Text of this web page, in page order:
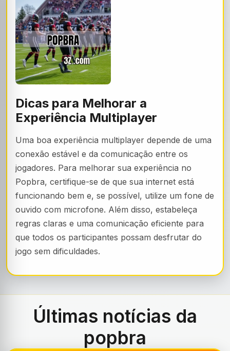
Dicas para Melhorar a
Experiência Multiplayer
Uma boa experiência multiplayer depende de uma
conexão estável e da comunicação entre os
jogadores. Para melhorar sua experiência no
Popbra, certifique-se de que sua internet está
funcionando bem e, se possível, utilize um fone de
ouvido com microfone. Além disso, estabeleça
regras claras e uma comunicação eficiente para
que todos os participantes possam desfrutar do
jogo sem dificuldades.
Últimas notícias da
popbra